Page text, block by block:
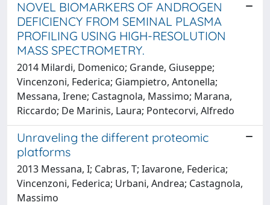
NOVEL BIOMARKERS OF ANDROGEN
DEFICIENCY FROM SEMINAL PLASMA
PROFILING USING HIGH-RESOLUTION
MASS SPECTROMETRY.
2014 Milardi, Domenico; Grande, Giuseppe;
Vincenzoni, Federica; Giampietro, Antonella;
Messana, Irene; Castagnola, Massimo; Marana,
Riccardo; De Marinis, Laura; Pontecorvi, Alfredo
Unraveling the different proteomic
platforms
2013 Messana, I; Cabras, T; Iavarone, Federica;
Vincenzoni, Federica; Urbani, Andrea; Castagnola,
Massimo